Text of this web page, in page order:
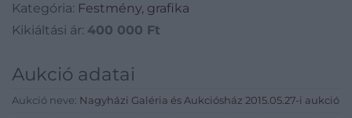
Kategória: Festmény, grafika
Kikiáltási ár: 400 000 Ft
Aukció adatai
Aukció neve: Nagyházi Galéria és Aukciósház 2015.05.27-i aukció